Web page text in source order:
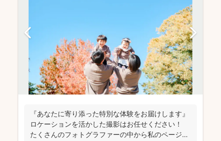
『あなたに寄り添った特別な体験をお届けします』
ロケーションを活かした撮影はお任せください！
たくさんのフォトグラファーの中から私のページに